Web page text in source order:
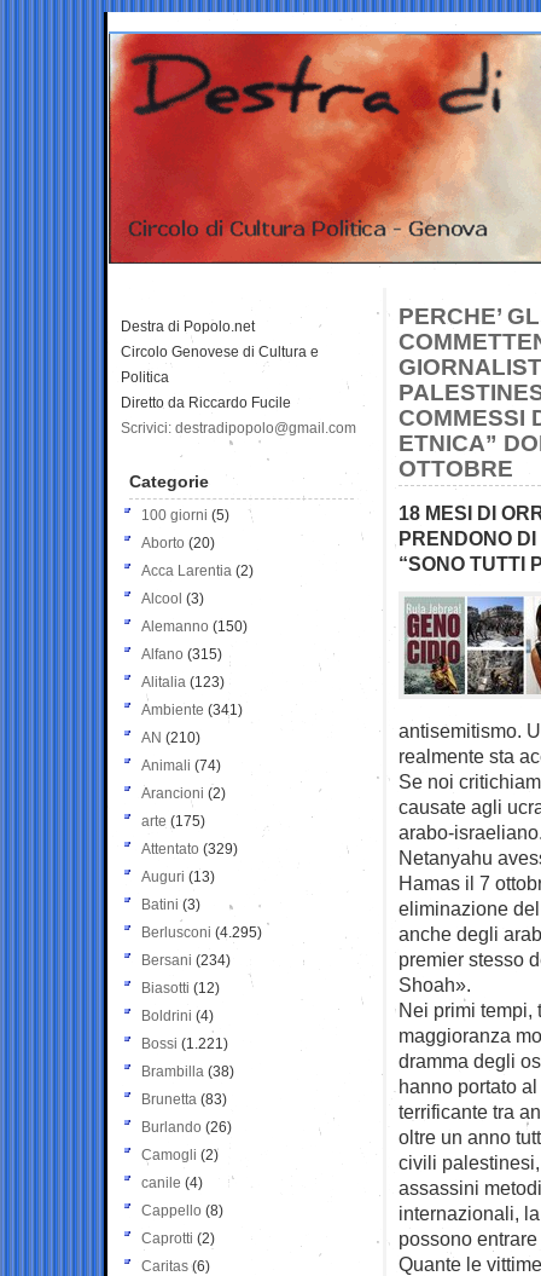
PERCHE’
COMMESSI
ETNICA”
OTTOBRE
18 MESI DI
PRENDONO
“SONO TUTTI
antisemitismo.
realmente sta
Se noi
causate agli
arabo-
Netanyahu
Hamas il 7
eliminazione
anche degli
premier stesso
Shoah».
Nei primi tempi,
maggioranza
dramma degli
hanno portato
terrificante tra
oltre un anno
civili
assassini
internazionali,
possono
Quante le
Destra di Popolo.net
Circolo Genovese di Cultura e
Politica
Diretto da Riccardo Fucile
Scrivici: destradipopolo@gmail.com
Categorie
100 giorni (5)
Aborto (20)
Acca Larentia (2)
Alcool (3)
Alemanno (150)
Alfano (315)
Alitalia (123)
Ambiente (341)
AN (210)
Animali (74)
Arancioni (2)
arte (175)
Attentato (329)
Auguri (13)
Batini (3)
Berlusconi (4.295)
Bersani (234)
Biasotti (12)
Boldrini (4)
Bossi (1.221)
Brambilla (38)
Brunetta (83)
Burlando (26)
Camogli (2)
canile (4)
Cappello (8)
Caprotti (2)
Caritas (6)